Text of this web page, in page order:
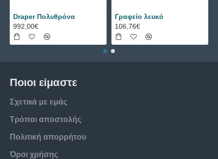
Draper Πολυθρόνα
992,00€
Γραφείο λευκό
106,76€
Ποιοι είμαστε
Σχετικά με εμάς
Τρόποι αποστολής
Πολιτική απορρήτου
Όροι χρήσης